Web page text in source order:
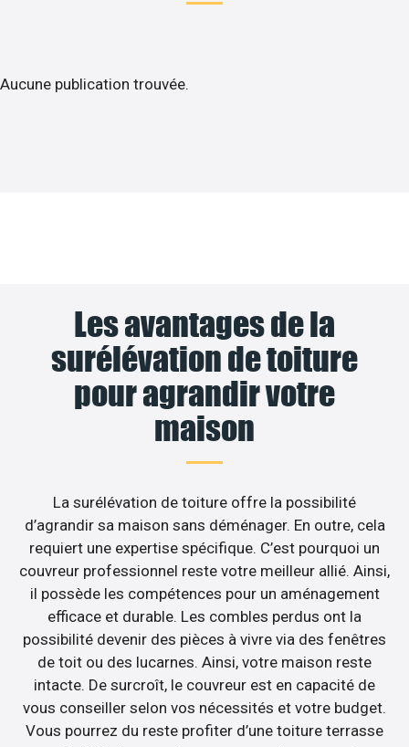
Aucune publication trouvée.
Les avantages de la
surélévation de toiture
pour agrandir votre
maison
La surélévation de toiture offre la possibilité
d’agrandir sa maison sans déménager. En outre, cela
requiert une expertise spécifique. C’est pourquoi un
couvreur professionnel reste votre meilleur allié. Ainsi,
il possède les compétences pour un aménagement
efficace et durable. Les combles perdus ont la
possibilité devenir des pièces à vivre via des fenêtres
de toit ou des lucarnes. Ainsi, votre maison reste
intacte. De surcroît, le couvreur est en capacité de
vous conseiller selon vos nécessités et votre budget.
Vous pourrez du reste profiter d’une toiture terrasse